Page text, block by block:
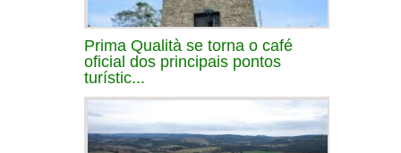
Prima Qualità se torna o café
oficial dos principais pontos
turístic...